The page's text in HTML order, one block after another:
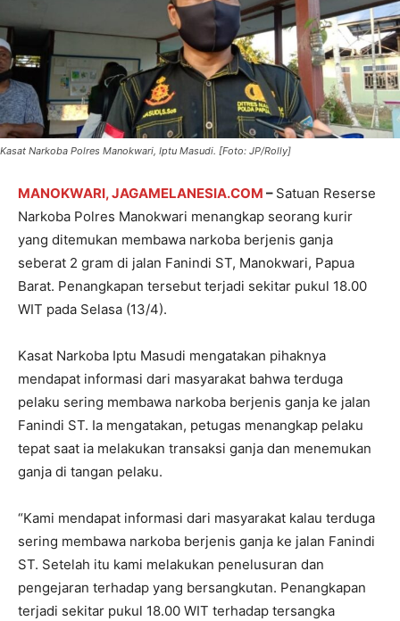
Kasat Narkoba Polres Manokwari, Iptu Masudi. [Foto: JP/Rolly]
MANOKWARI, JAGAMELANESIA.COM – Satuan Reserse
Narkoba Polres Manokwari menangkap seorang kurir
yang ditemukan membawa narkoba berjenis ganja
seberat 2 gram di jalan Fanindi ST, Manokwari, Papua
Barat. Penangkapan tersebut terjadi sekitar pukul 18.00
WIT pada Selasa (13/4).
Kasat Narkoba Iptu Masudi mengatakan pihaknya
mendapat informasi dari masyarakat bahwa terduga
pelaku sering membawa narkoba berjenis ganja ke jalan
Fanindi ST. Ia mengatakan, petugas menangkap pelaku
tepat saat ia melakukan transaksi ganja dan menemukan
ganja di tangan pelaku.
“Kami mendapat informasi dari masyarakat kalau terduga
sering membawa narkoba berjenis ganja ke jalan Fanindi
ST. Setelah itu kami melakukan penelusuran dan
pengejaran terhadap yang bersangkutan. Penangkapan
terjadi sekitar pukul 18.00 WIT terhadap tersangka